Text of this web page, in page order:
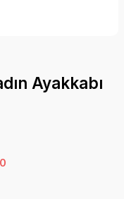
Ayakkabı